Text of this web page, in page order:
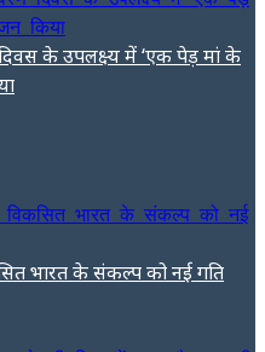
दिवस के उपलक्ष्य में ‘एक पेड़ मां के
भारत के संकल्प को नई गति